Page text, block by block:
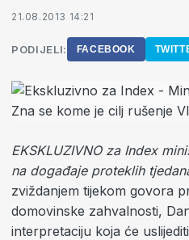
21.08.2013 14:21
PODIJELI: FACEBOOK
EKSKLUZIVNO za Index
na događaje proteklih
zviždanjem tijekom govora
domovinske zahvalnosti,
interpretaciju koja će